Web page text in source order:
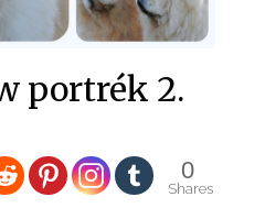
portrék 2.
0
Shares